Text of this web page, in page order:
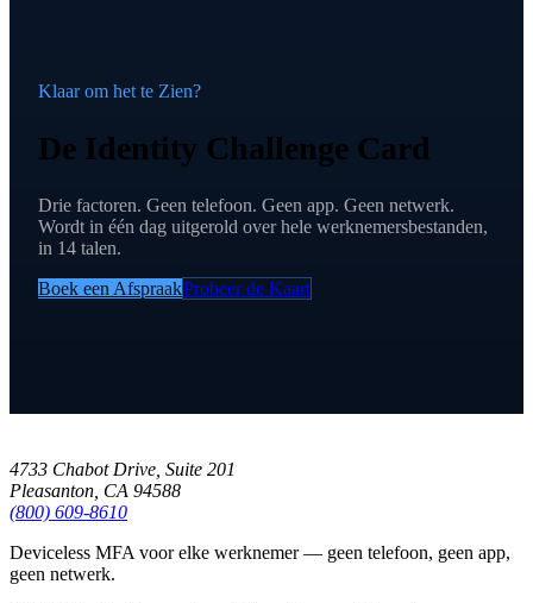
Klaar om het te Zien?
De Identity Challenge Card
Drie factoren. Geen telefoon. Geen app. Geen netwerk.
Wordt in één dag uitgerold over hele werknemersbestanden,
in 14 talen.
Boek een AfspraakProbeer de Kaart
4733 Chabot Drive, Suite 201
Pleasanton, CA 94588
(800) 609-8610
Deviceless MFA voor elke werknemer — geen telefoon, geen app,
geen netwerk.